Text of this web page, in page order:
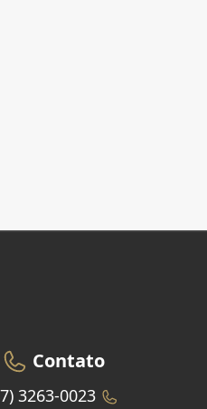
Contato
3263-0023